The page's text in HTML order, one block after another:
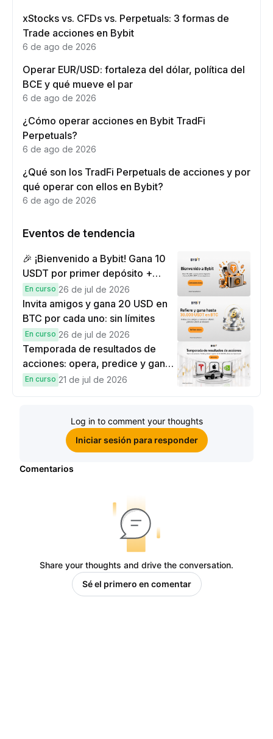
xStocks vs. CFDs vs. Perpetuals: 3 formas de
Trade acciones en Bybit
6 de ago de 2026
Operar EUR/USD: fortaleza del dólar, política del
BCE y qué mueve el par
6 de ago de 2026
¿Cómo operar acciones en Bybit TradFi
Perpetuals?
6 de ago de 2026
¿Qué son los TradFi Perpetuals de acciones y por
qué operar con ellos en Bybit?
6 de ago de 2026
Eventos de tendencia
🎉 ¡Bienvenido a Bybit! Gana 10
USDT por primer depósito +
hasta 9,999 USDT en
recompensas
En curso 26 de jul de 2026
Invita amigos y gana 20 USD en
BTC por cada uno: sin límites
En curso 26 de jul de 2026
Temporada de resultados de
acciones: opera, predice y gana
una Cybertruck.
En curso 21 de jul de 2026
Log in to comment your thoughts
Iniciar sesión para responder
Comentarios
Share your thoughts and drive the conversation.
Sé el primero en comentar